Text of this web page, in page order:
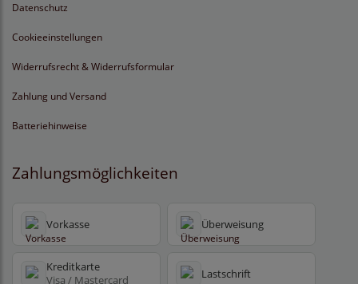
Datenschutz
Cookieeinstellungen
Widerrufsrecht & Widerrufsformular
Zahlung und Versand
Batteriehinweise
Zahlungsmöglichkeiten
Vorkasse Überweisung
Kreditkarte
Visa / Mastercard Lastschrift